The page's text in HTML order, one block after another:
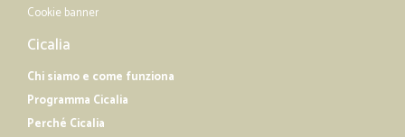
Cookie banner
Cicalia
Chi siamo e come funziona
Programma Cicalia
Perché Cicalia